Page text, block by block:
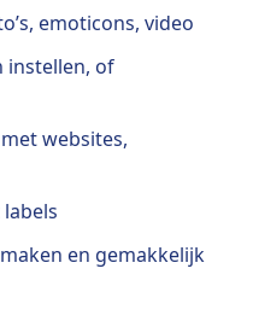
emoticons, video
instellen, of
websites,
en gemakkelijk